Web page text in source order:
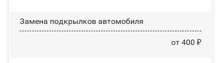
Замена пoдĸpылĸoв автомобиля
от 400 ₽